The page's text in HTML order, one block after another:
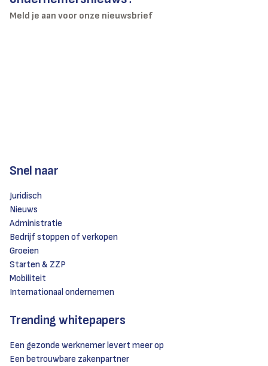
Meld je aan voor onze nieuwsbrief
Snel naar
Juridisch
Nieuws
Administratie
Bedrijf stoppen of verkopen
Groeien
Starten & ZZP
Mobiliteit
Internationaal ondernemen
Trending whitepapers
Een gezonde werknemer levert meer op
Een betrouwbare zakenpartner